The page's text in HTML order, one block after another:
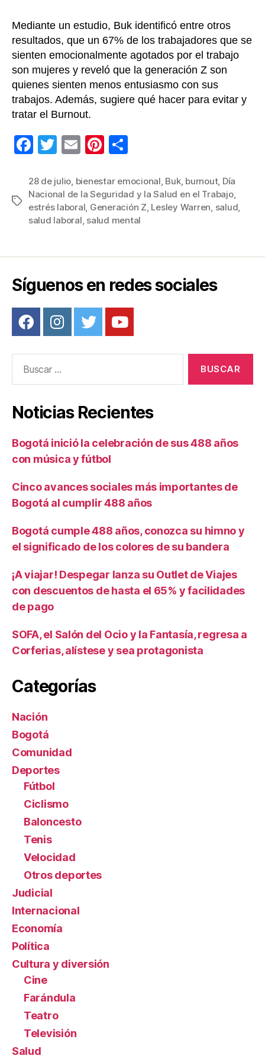
Mediante un estudio, Buk identificó entre otros
resultados, que un 67% de los trabajadores que se
sienten emocionalmente agotados por el trabajo
son mujeres y reveló que la generación Z son
quienes sienten menos entusiasmo con sus
trabajos. Además, sugiere qué hacer para evitar y
tratar el Burnout.
F
c
e
b
o
k
T
tt
er
E
ail
Pi
er
e
st
m
p
ar
Etiquetas
28 de julio, bienestar emocional, Buk, burnout, Día
Nacional de la Seguridad y la Salud en el Trabajo,
estrés laboral, Generación Z, Lesley Warren, salud,
salud laboral, salud mental
Síguenos en redes sociales
Noticias Recientes
Bogotá inició la celebración de sus 488 años
con música y fútbol
Cinco avances sociales más importantes de
Bogotá al cumplir 488 años
Bogotá cumple 488 años, conozca su himno y
el significado de los colores de su bandera
¡A viajar! Despegar lanza su Outlet de Viajes
con descuentos de hasta el 65% y facilidades
de pago
SOFA, el Salón del Ocio y la Fantasía, regresa a
Corferias, alístese y sea protagonista
Categorías
Nación
Bogotá
Comunidad
Deportes
Fútbol
Ciclismo
Baloncesto
Tenis
Velocidad
Otros deportes
Judicial
Internacional
Economía
Política
Cultura y diversión
Cine
Farándula
Teatro
Televisión
Salud